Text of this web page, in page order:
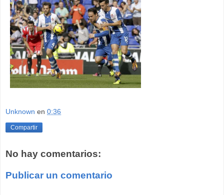
Unknown en 0:36
Compartir
No hay comentarios:
Publicar un comentario